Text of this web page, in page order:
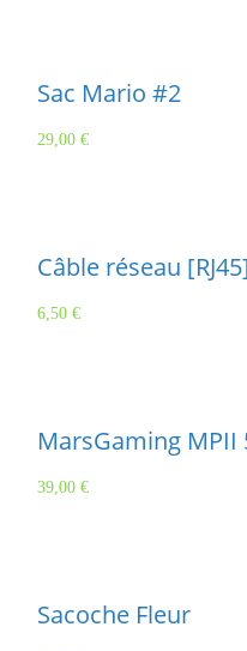
Sac Mario #2
29,00 €
Câble réseau
6,50 €
MarsGaming MPII
39,00 €
Sacoche Fleur